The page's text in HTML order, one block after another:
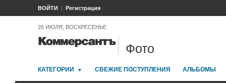
ВОЙТИ Регистрация
26 ИЮЛЯ, ВОСКРЕСЕНЬЕ
Фото
КАТЕГОРИИ СВЕЖИЕ ПОСТУПЛЕНИЯ АЛЬБОМЫ